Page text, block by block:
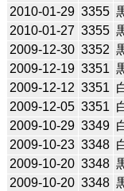
2010-01-29 3355
2010-01-27 3355
2009-12-30 3352
2009-12-19 3351
2009-12-12 3351
2009-12-05 3351
2009-10-29 3349
2009-10-23 3348
2009-10-20 3348
2009-10-20 3348